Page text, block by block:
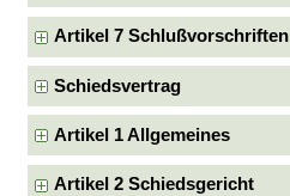
Artikel 7 Schlußvorschriften
Schiedsvertrag
Artikel 1 Allgemeines
Artikel 2 Schiedsgericht